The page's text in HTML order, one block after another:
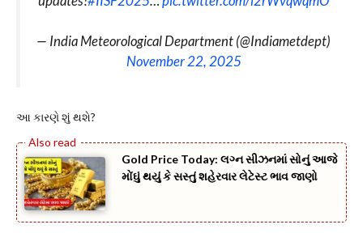
— India Meteorological Department (@Indiametdept)
November 22, 2025
આ કારણે શું થશે?
Gold Price Today: લગ્ન સીઝનમાં સોનું આજે
મોંઘું થયું કે સસ્તું શહેરવાર લેટેસ્ટ ભાવ જાણો